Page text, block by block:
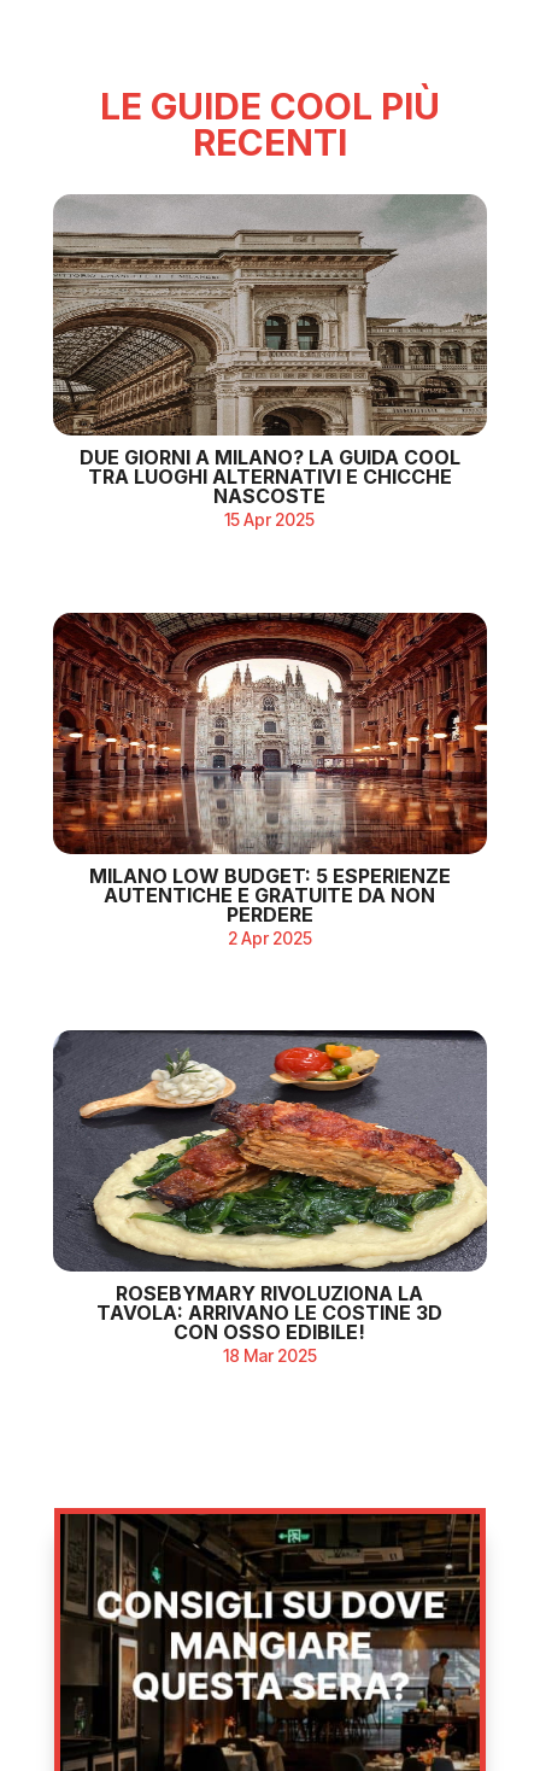
LE GUIDE COOL PIÙ
RECENTI
DUE GIORNI A MILANO? LA GUIDA COOL
TRA LUOGHI ALTERNATIVI E CHICCHE
NASCOSTE
15 Apr 2025
MILANO LOW BUDGET: 5 ESPERIENZE
AUTENTICHE E GRATUITE DA NON
PERDERE
2 Apr 2025
ROSEBYMARY RIVOLUZIONA LA
TAVOLA: ARRIVANO LE COSTINE 3D
CON OSSO EDIBILE!
18 Mar 2025